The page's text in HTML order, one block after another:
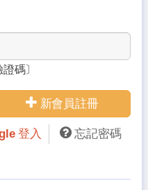
碼〕
新會員註冊
登入 忘記密碼